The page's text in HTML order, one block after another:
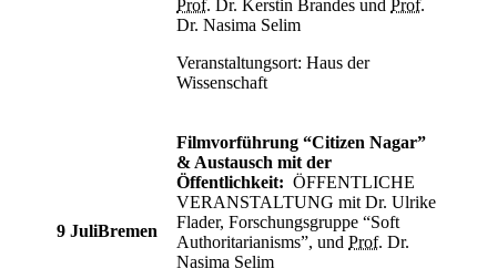
Prof. Dr. Kerstin Brandes und Prof.
Dr. Nasima Selim
Veranstaltungsort: Haus der
Wissenschaft
9 JuliBremen
Filmvorführung “Citizen Nagar”
& Austausch mit der
Öffentlichkeit: ÖFFENTLICHE
VERANSTALTUNG mit Dr. Ulrike
Flader, Forschungsgruppe “Soft
Authoritarianisms”, und Prof. Dr.
Nasima Selim